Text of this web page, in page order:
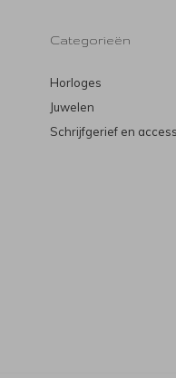
Categorieën
Horloges
Juwelen
Schrijfgerief en